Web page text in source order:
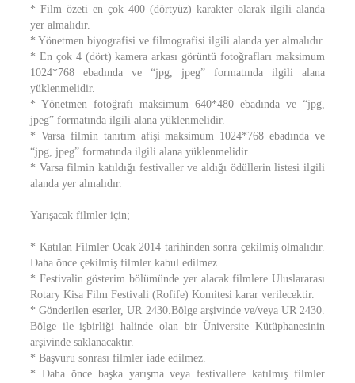
* Film özeti en çok 400 (dörtyüz) karakter olarak ilgili alanda
yer almalıdır.
* Yönetmen biyografisi ve filmografisi ilgili alanda yer almalıdır.
* En çok 4 (dört) kamera arkası görüntü fotoğrafları maksimum
1024*768 ebadında ve “jpg, jpeg” formatında ilgili alana
yüklenmelidir.
* Yönetmen fotoğrafı maksimum 640*480 ebadında ve “jpg,
jpeg” formatında ilgili alana yüklenmelidir.
* Varsa filmin tanıtım afişi maksimum 1024*768 ebadında ve
“jpg, jpeg” formatında ilgili alana yüklenmelidir.
* Varsa filmin katıldığı festivaller ve aldığı ödüllerin listesi ilgili
alanda yer almalıdır.
Yarışacak filmler için;
* Katılan Filmler Ocak 2014 tarihinden sonra çekilmiş olmalıdır.
Daha önce çekilmiş filmler kabul edilmez.
* Festivalin gösterim bölümünde yer alacak filmlere Uluslararası
Rotary Kisa Film Festivali (Rofife) Komitesi karar verilecektir.
* Gönderilen eserler, UR 2430.Bölge arşivinde ve/veya UR 2430.
Bölge ile işbirliği halinde olan bir Üniversite Kütüphanesinin
arşivinde saklanacaktır.
* Başvuru sonrası filmler iade edilmez.
* Daha önce başka yarışma veya festivallere katılmış filmler